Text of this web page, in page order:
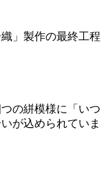
」製作の最終工程
の絣模様に「いつ
が込められていま